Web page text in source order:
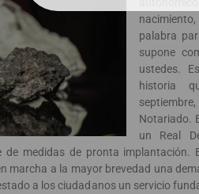
palabra
supone
ustedes.
historia
Notariado.
un Real
de medidas de pronta implantación.
marcha a la mayor brevedad una
a los ciudadanos un servicio